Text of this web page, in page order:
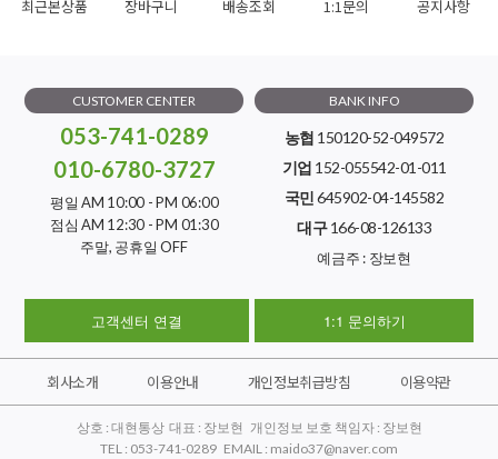
최근본상품 장바구니 배송조회 1:1문의 공지사항
CUSTOMER CENTER
053-741-0289
010-6780-3727
평일 AM 10:00 - PM 06:00
점심 AM 12:30 - PM 01:30
주말, 공휴일 OFF
BANK INFO
농협 150120-52-049572
기업 152-055542-01-011
국민645902-04-145582
대구166-08-126133
예금주 : 장보현
고객센터 연결 1:1 문의하기
회사소개 이용안내 개인정보취급방침 이용약관
상호 : 대현통상 대표 : 장보현 개인정보 보호 책임자 : 장보현
TEL : 053-741-0289 EMAIL : maido37@naver.com